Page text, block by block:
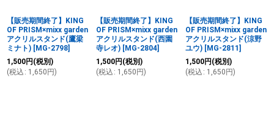
【販売期間終了】KING
OF PRISM×mixx garden
アクリルスタンド(鷹梁
ミナト) [MG-2798]
1,500円 (税別)
(税込 : 1,650 円)
【販売期間終了】KING
OF PRISM×mixx garden
アクリルスタンド(西園
寺レオ) [MG-2804]
1,500円 (税別)
(税込 : 1,650 円)
【販売期間終了】KING
OF PRISM×mixx garden
アクリルスタンド(涼野
ユウ) [MG-2811 ]
1,500円 (税別)
(税込 : 1,650 円)